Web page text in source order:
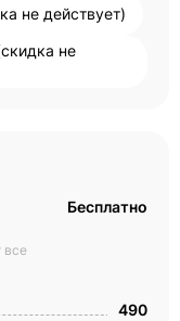
не действует)
не
все
Бесплатно
490